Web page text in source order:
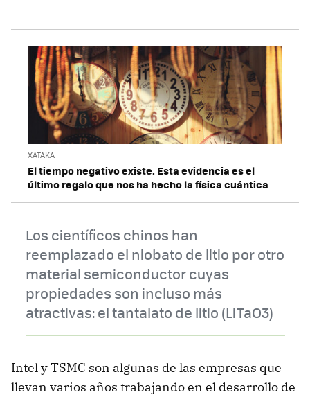
XATAKA
El tiempo negativo existe. Esta evidencia es el
último regalo que nos ha hecho la física cuántica
Los científicos chinos han
reemplazado el niobato de litio por otro
material semiconductor cuyas
propiedades son incluso más
atractivas: el tantalato de litio (LiTaO3)
Intel y TSMC son algunas de las empresas que
llevan varios años trabajando en el desarrollo de